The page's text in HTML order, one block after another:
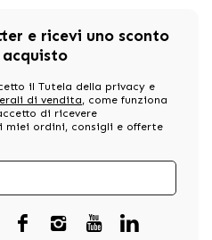
e ricevi uno sconto
il Tutela della privacy e
di vendita, come funziona
di ricevere
miei ordini, consigli e offerte